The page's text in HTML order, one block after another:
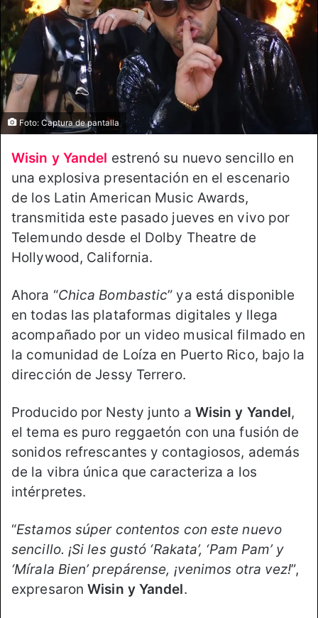
Foto: Captura de pantalla
Wisin y Yandel estrenó su nuevo sencillo en
una explosiva presentación en el escenario
de los Latin American Music Awards,
transmitida este pasado jueves en vivo por
Telemundo desde el Dolby Theatre de
Hollywood, California.
Ahora “Chica Bombastic” ya está disponible
en todas las plataformas digitales y llega
acompañado por un video musical filmado en
la comunidad de Loíza en Puerto Rico, bajo la
dirección de Jessy Terrero.
Producido por Nesty junto a Wisin y Yandel,
el tema es puro reggaetón con una fusión de
sonidos refrescantes y contagiosos, además
de la vibra única que caracteriza a los
intérpretes.
“Estamos súper contentos con este nuevo
sencillo. ¡Si les gustó ‘Rakata’, ‘Pam Pam’ y
‘Mírala Bien’ prepárense, ¡venimos otra vez!”,
expresaronWisin y Yandel.